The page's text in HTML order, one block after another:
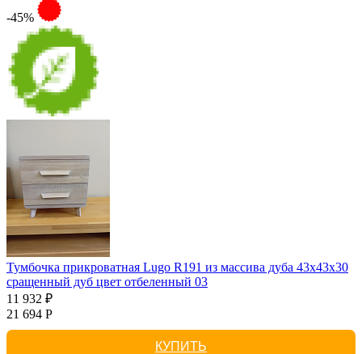
-45%
Тумбочка прикроватная Lugo R191 из массива дуба 43х43х30
сращенный дуб цвет отбеленный 03
11 932 ₽
21 694 Р
КУПИТЬ